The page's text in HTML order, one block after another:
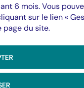
vigilants
6 mois. Vous
sur le lien «
page du site.